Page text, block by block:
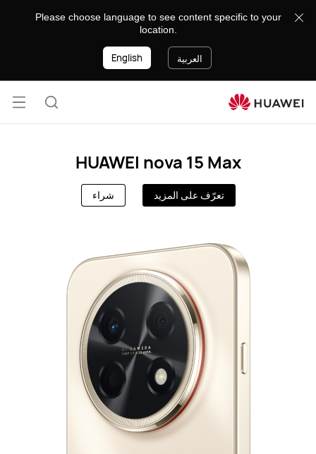
Please choose language to see content specific to your
location.
العربية English
فتح
HUAWEI nova 15 Max
تعرّف على المزيد شراء